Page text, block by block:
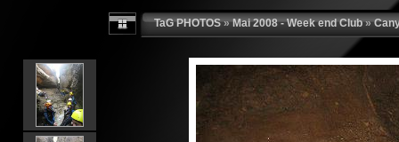
TaG PHOTOS»Mai 2008 - Week end Club»